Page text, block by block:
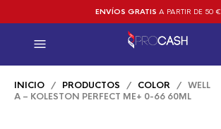
ENVÍOS GRATIS A PARTIR DE 50 €
INICIO / PRODUCTOS / COLOR / WELL
A – KOLESTON PERFECT ME+ 0-66 60ML